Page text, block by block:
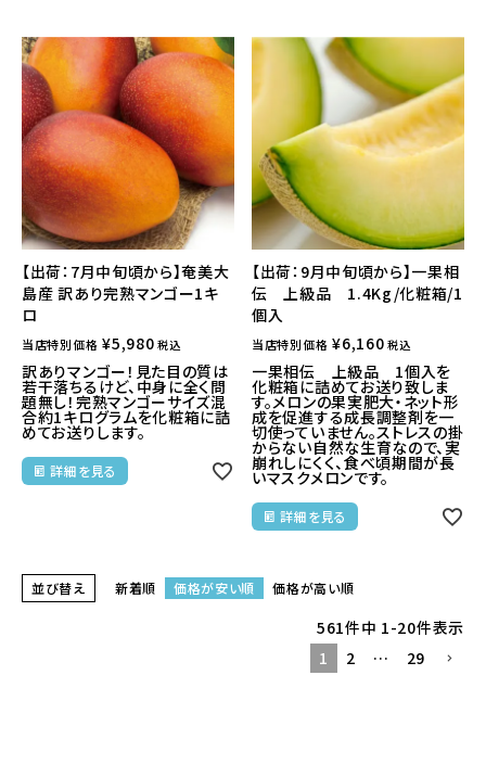
【出荷：7月中旬頃から】奄美大
島産 訳あり完熟マンゴー1キ
ロ
当店特別価格 ¥5,980 税込
訳ありマンゴー！見た目の質は
若干落ちるけど、中身に全く問
題無し！完熟マンゴーサイズ混
合約1キログラムを化粧箱に詰
めてお送りします。
詳細を見る
【出荷：9月中旬頃から】一果相
伝 上級品 1.4Kg/化粧箱/1
個入
当店特別価格 ¥6,160 税込
一果相伝 上級品 1個入を
化粧箱に詰めてお送り致しま
す。メロンの果実肥大・ネット形
成を促進する成長調整剤を一
切使っていません。ストレスの掛
からない自然な生育なので、実
崩れしにくく、食べ頃期間が長
いマスクメロンです。
詳細を見る
並び替え 新着順 価格が安い順 価格が高い順
561件中 1-20件表示
1
2 … 29